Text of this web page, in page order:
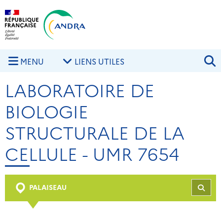
Aller au contenu principal
MENU LIENS UTILES
LABORATOIRE DE
BIOLOGIE
STRUCTURALE DE LA
CELLULE - UMR 7654
PALAISEAU